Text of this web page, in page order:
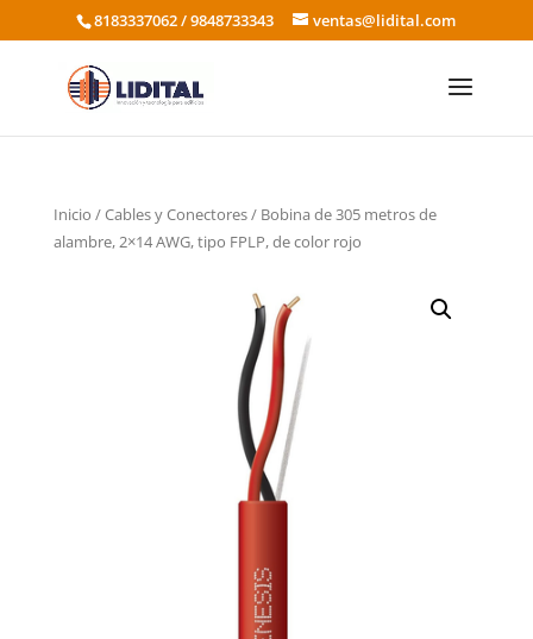
8183337062 / 9848733343 ventas@lidital.com
Inicio /Cables y Conectores/ Bobina de 305 metros de
alambre, 2×14 AWG, tipo FPLP, de color rojo